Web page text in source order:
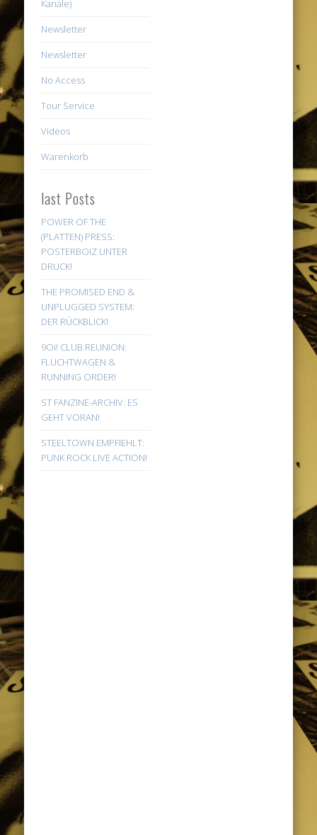
Kanäle)
Newsletter
Newsletter
No Access
Tour Service
Videos
Warenkorb
last Posts
POWER OF THE
(PLATTEN) PRESS:
POSTERBOIZ UNTER
DRUCK!
THE PROMISED END &
UNPLUGGED SYSTEM:
DER RÜCKBLICK!
9Oi! CLUB REUNION:
FLUCHTWAGEN &
RUNNING ORDER!
ST FANZINE-ARCHIV: ES
GEHT VORAN!
STEELTOWN EMPFIEHLT:
PUNK ROCK LIVE ACTION!